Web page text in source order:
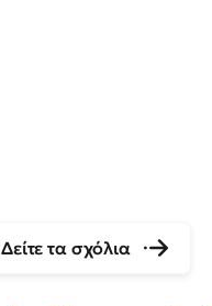
Δείτε τα σχόλια